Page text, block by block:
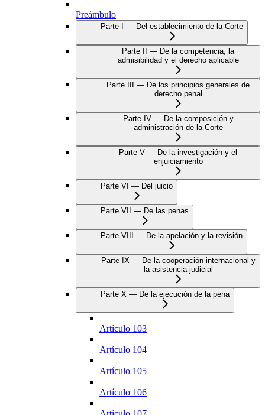
Preámbulo
Parte I — Del establecimiento de la Corte
Parte II — De la competencia, la
admisibilidad y el derecho aplicable
Parte III — De los principios generales de
derecho penal
Parte IV — De la composición y
administración de la Corte
Parte V — De la investigación y el
enjuiciamiento
Parte VI — Del juicio
Parte VII — De las penas
Parte VIII — De la apelación y la revisión
Parte IX — De la cooperación internacional y
la asistencia judicial
Parte X — De la ejecución de la pena
Artículo 103
Artículo 104
Artículo 105
Artículo 106